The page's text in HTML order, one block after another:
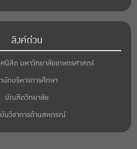
ลิงค์ด่วน
นิสิต มหาวิทยาลัยเกษตรศาสตร์
นักบริหารการศึกษา
บัณฑิตวิทยาลัย
นวิชาการด้านสหกรณ์